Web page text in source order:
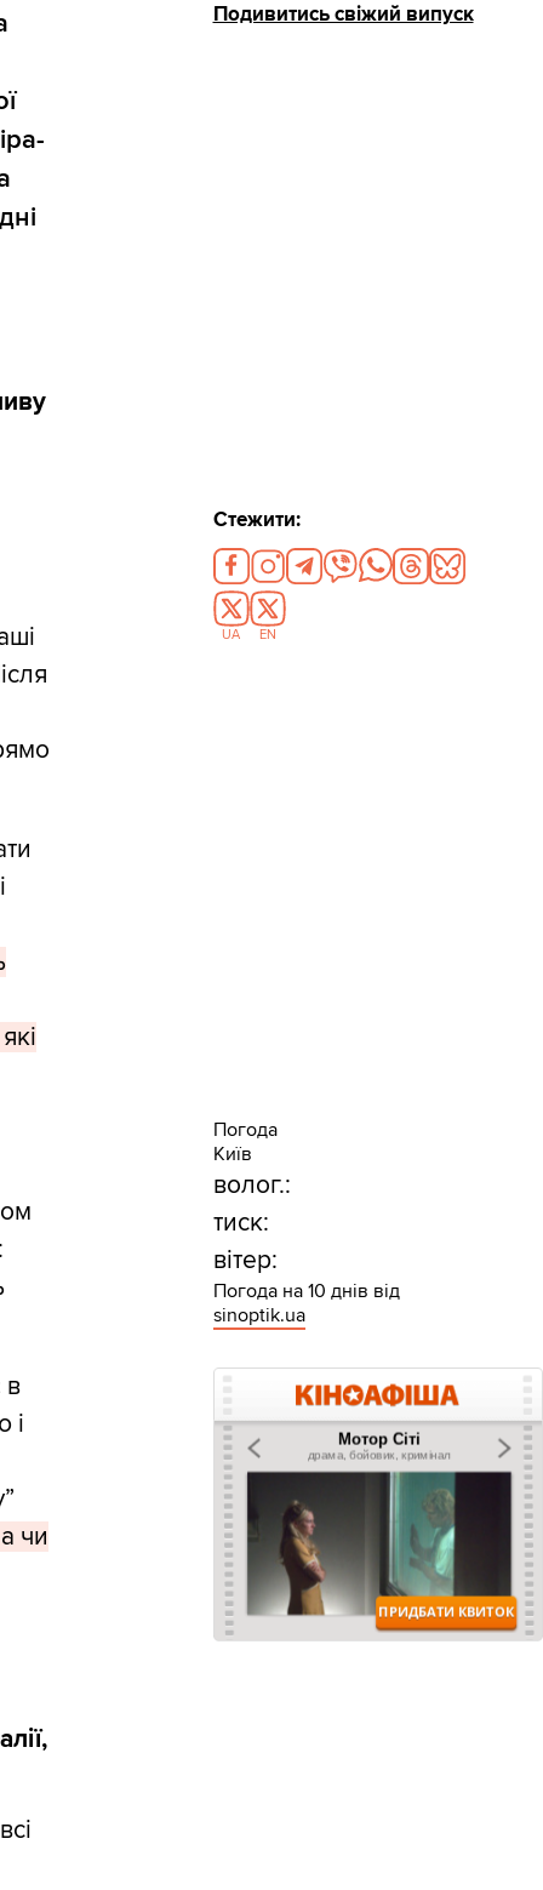
в
і
чи
Подивитись свіжий випуск
Стежити:
UA EN
Погода
Київ
волог.:
тиск:
вітер:
Погода на 10 днів від
sinoptik.ua